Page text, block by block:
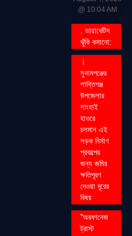
@ 10:04 AM
. ডায়াবেটিস
ঝুঁকি কমানো:
।
সুনামগঞ্জের
শান্তিগঞ্জ
উপজেলার
সাংহাই
হাওরে
চলমান এই
সড়ক নির্মাণ
প্রকল্পের
জন্য জমির
ক্ষতিপূরণ
দেওয়া দূরের
বিষয়
''অরফানেজ
ট্রাস্ট